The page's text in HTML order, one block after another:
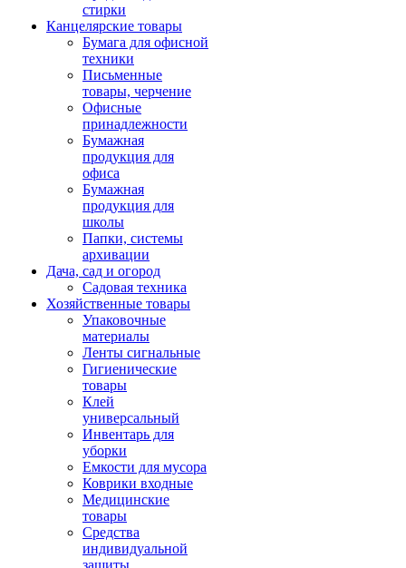
стирки
Канцелярские товары
Бумага для офисной
техники
Письменные
товары, черчение
Офисные
принадлежности
Бумажная
продукция для
офиса
Бумажная
продукция для
школы
Папки, системы
архивации
Дача, сад и огород
Садовая техника
Хозяйственные товары
Упаковочные
материалы
Ленты сигнальные
Гигиенические
товары
Клей
универсальный
Инвентарь для
уборки
Емкости для мусора
Коврики входные
Медицинские
товары
Средства
индивидуальной
защиты